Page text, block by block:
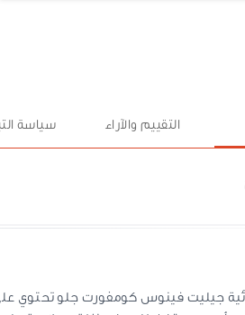
التقييم والآراء سياسة
جيليت فينوس كومفورت جلو تحتوي على